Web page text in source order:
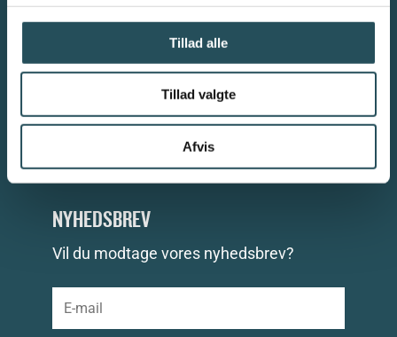
Tillad alle
Tillad valgte
Afvis
Kontakt os pr. mail drc@thehost.dk eller pr. telefon +45 33 25
FØLG MED PÅ DRC'S SOCIALE MEDIER
NYHEDSBREV
Vil du modtage vores nyhedsbrev?